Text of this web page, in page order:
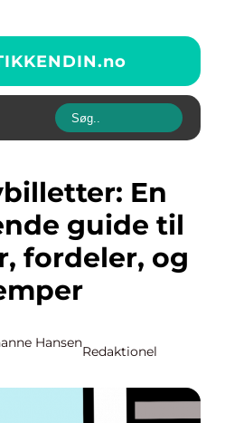
no
guide til
fordeler, og
Hansen
Redaktionel